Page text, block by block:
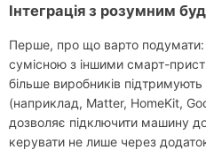
Інтеграція з розумним
Перше, про що варто
сумісною з іншими смарт-
більше виробників підтримують
(наприклад, Matter, HomeKit,
дозволяє підключити машину
керувати не лише через